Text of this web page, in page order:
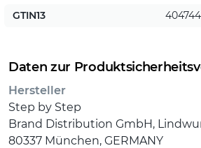
Tragegriff, Fidlock-
Bodenplatte, reflektierende
Sicherheit im Straßenverkehr
strapazierfähiges und
mit 100% PFC-freier
bestehen zu 100% aus recycelten
klimaneutral ausgeglichen sowie
GTIN13
Daten zur
Hersteller
Step by Step
Brand Distribution GmbH,
80337 München, GERMANY